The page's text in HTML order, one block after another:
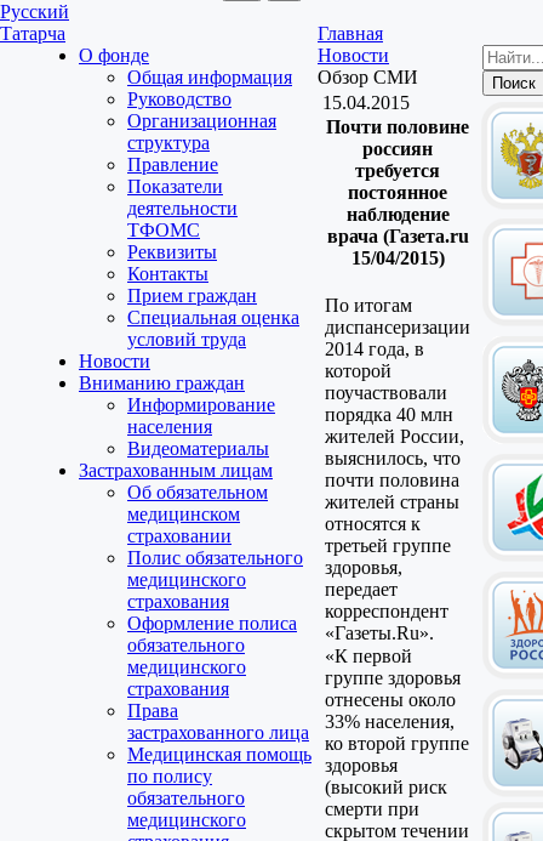
Русский
Татарча
О фонде
Общая информация
Руководство
Организационная
структура
Правление
Показатели
деятельности
ТФОМС
Реквизиты
Контакты
Прием граждан
Специальная оценка
условий труда
Новости
Вниманию граждан
Информирование
населения
Видеоматериалы
Застрахованным лицам
Об обязательном
медицинском
страховании
Полис обязательного
медицинского
страхования
Оформление полиса
обязательного
медицинского
страхования
Права
застрахованного лица
Медицинская помощь
по полису
обязательного
медицинского
Главная
Новости
Обзор СМИ
15.04.2015
Почти половине
россиян
требуется
постоянное
наблюдение
врача (Газета.ru
15/04/2015)
По итогам
диспансеризации
2014 года, в
которой
поучаствовали
порядка 40 млн
жителей России,
выяснилось, что
почти половина
жителей страны
относятся к
третьей группе
здоровья,
передает
корреспондент
«Газеты.Ru».
«К первой
группе здоровья
отнесены около
33% населения,
ко второй группе
здоровья
(высокий риск
смерти при
скрытом течении